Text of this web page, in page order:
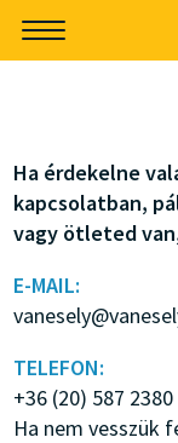
-->
Ha érdekelne
kapcsolatban,
vagy ötleted
E-MAIL:
TELEFON:
+36 (20) 587 2380
Ha nem vesszük